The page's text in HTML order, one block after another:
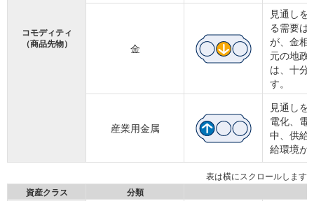
コモディティ
（商品先物）
金
見通しを
る需要は
が、金相
元の地政
は、十分
す。
産業用金属
見通しを
電化、電
中、供給
給環境が
資産クラス 分類